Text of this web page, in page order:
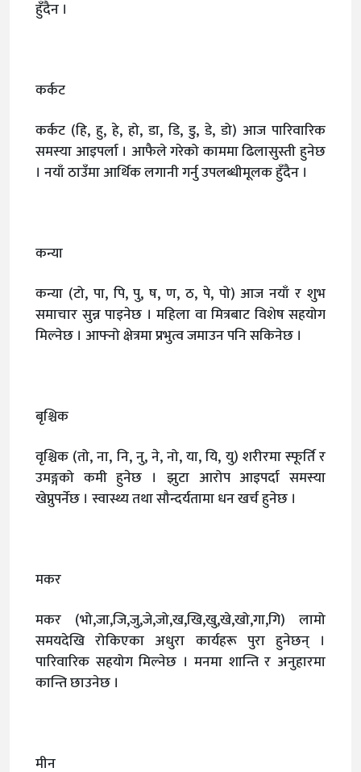
हुँदैन ।
कर्कट
कर्कट (हि, हु, हे, हो, डा, डि, डु, डे, डो) आज पारिवारिक
समस्या आइपर्ला । आफैले गरेको काममा ढिलासुस्ती हुनेछ
। नयाँ ठाउँमा आर्थिक लगानी गर्नु उपलब्धीमूलक हुँदैन ।
कन्या
कन्या (टो, पा, पि, पु, ष, ण, ठ, पे, पो) आज नयाँ र शुभ
समाचार सुन्न पाइनेछ । महिला वा मित्रबाट विशेष सहयोग
मिल्नेछ । आफ्नो क्षेत्रमा प्रभुत्व जमाउन पनि सकिनेछ ।
बृश्चिक
वृश्चिक (तो, ना, नि, नु, ने, नो, या, यि, यु) शरीरमा स्फूर्ति र
उमङ्गको कमी हुनेछ । झुटा आरोप आइपर्दा समस्या
खेप्नुपर्नेछ । स्वास्थ्य तथा सौन्दर्यतामा धन खर्च हुनेछ ।
मकर
मकर (भो,जा,जि,जु,जे,जो,ख,खि,खु,खे,खो,गा,गि) लामो
समयदेखि रोकिएका अधुरा कार्यहरू पुरा हुनेछन् ।
पारिवारिक सहयोग मिल्नेछ । मनमा शान्ति र अनुहारमा
कान्ति छाउनेछ ।
मीन